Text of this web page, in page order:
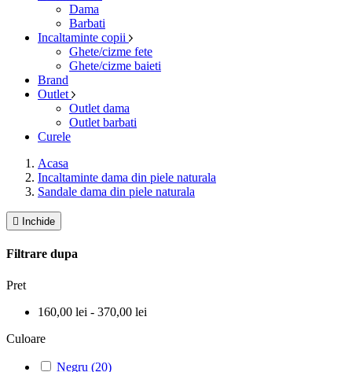
Dama
Barbati
Incaltaminte copii
Ghete/cizme fete
Ghete/cizme baieti
Brand
Outlet
Outlet dama
Outlet barbati
Curele
Acasa
Incaltaminte dama din piele naturala
Sandale dama din piele naturala
 Inchide
Filtrare dupa
Pret
160,00 lei - 370,00 lei
Culoare
Negru (20)